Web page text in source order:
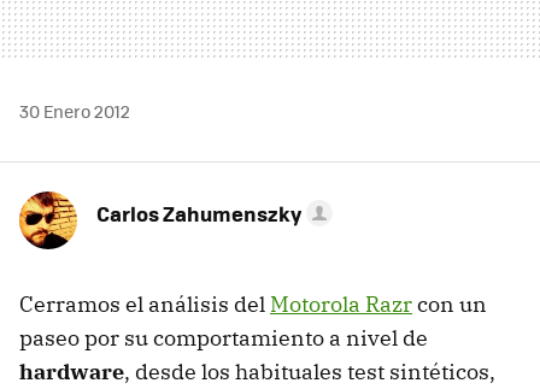
30 Enero 2012
Carlos Zahumenszky
Cerramos el análisis del Motorola Razrcon un
paseo por su comportamiento a nivel de
hardware, desde los habituales test sintéticos,